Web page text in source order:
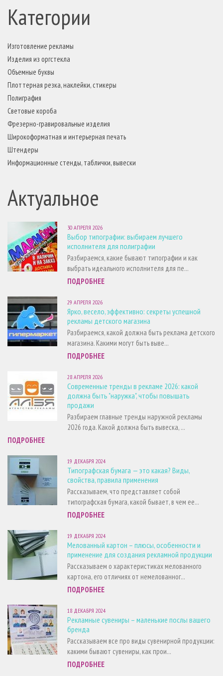
Категории
Изготовление рекламы
Изделия из оргстекла
Объемные буквы
Плоттерная резка, наклейки, стикеры
Полиграфия
Световые короба
Фрезерно-гравировальные изделия
Широкоформатная и интерьерная печать
Штендеры
Информационные стенды, таблички, вывески
Актуальное
30 АПРЕЛЯ 2026
Выбор типографии: выбираем лучшего
исполнителя для полиграфии
Разбираемся, какие бывают типографии и как
выбрать идеального исполнителя для пе...
ПОДРОБНЕЕ
29 АПРЕЛЯ 2026
Ярко, весело, эффективно: секреты успешной
рекламы детского магазина
Разбираемся, какой должна быть реклама детского
магазина. Какими могут быть выве...
ПОДРОБНЕЕ
28 АПРЕЛЯ 2026
Современные тренды в рекламе 2026: какой
должна быть "наружка", чтобы повышать
продажи
Разбираем главные тренды наружной рекламы
2026 года. Какой должна быть вывеска, ...
ПОДРОБНЕЕ
19 ДЕКАБРЯ 2024
Типографская бумага — это какая? Виды,
свойства, правила применения
Рассказываем, что представляет собой
типографская бумага, какой бывает, в чем ее...
ПОДРОБНЕЕ
19 ДЕКАБРЯ 2024
Мелованный картон – плюсы, особенности и
применение для создания рекламной продукции
Рассказываем о характеристиках мелованного
картона, его отличиях от немелованног...
ПОДРОБНЕЕ
18 ДЕКАБРЯ 2024
Рекламные сувениры – маленькие послы вашего
бренда
Рассказываем все про виды сувенирной продукции:
какими бывают сувениры, как прои...
ПОДРОБНЕЕ